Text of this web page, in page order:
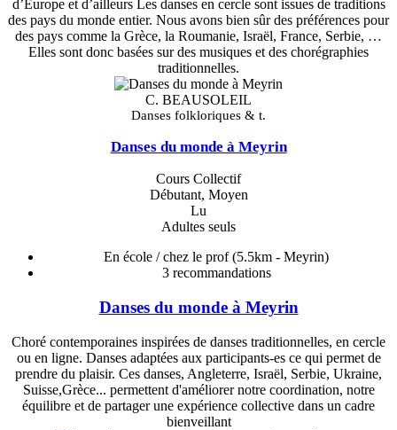
d’Europe et d’ailleurs Les danses en cercle sont issues de traditions
des pays du monde entier. Nous avons bien sûr des préférences pour
des pays comme la Grèce, la Roumanie, Israël, France, Serbie, …
Elles sont donc basées sur des musiques et des chorégraphies
traditionnelles.
C. BEAUSOLEIL
Danses folkloriques & t.
Danses du monde à Meyrin
Cours Collectif
Débutant, Moyen
Lu
Adultes seuls
En école / chez le prof(5.5km - Meyrin)
3recommandations
Danses du monde à Meyrin
Choré contemporaines inspirées de danses traditionnelles, en cercle
ou en ligne. Danses adaptées aux participants-es ce qui permet de
prendre du plaisir. Ces danses, Angleterre, Israël, Serbie, Ukraine,
Suisse,Grèce... permettent d'améliorer notre coordination, notre
équilibre et de partager une expérience collective dans un cadre
bienveillant